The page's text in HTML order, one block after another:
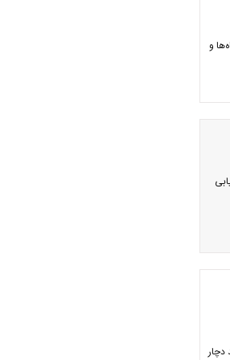
و
دچار